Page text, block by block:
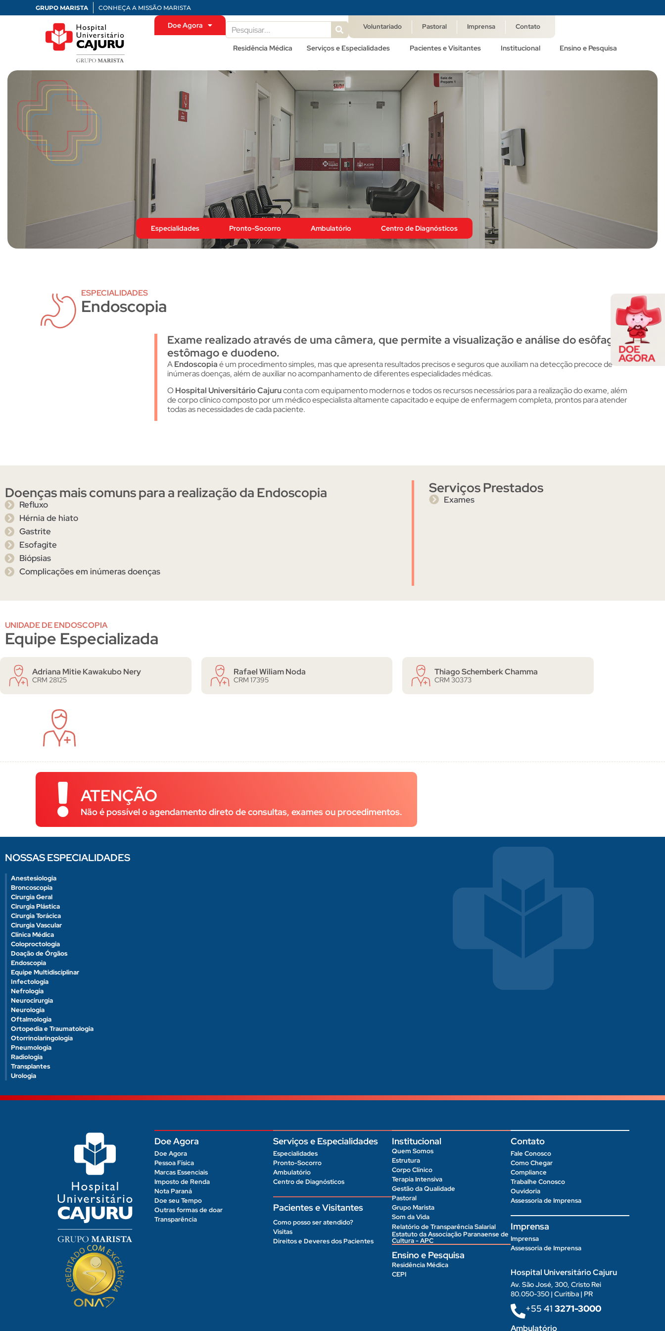
GRUPO MARISTA CONHEÇA A MISSÃO MARISTA
Doe Agora Voluntariado Pastoral Imprensa Contato
Residência Médica Serviços e Especialidades Pacientes e Visitantes Institucional Ensino e Pesquisa
Especialidades Pronto-Socorro Ambulatório Centro de Diagnósticos
ESPECIALIDADES
Endoscopia
Exame realizado através de uma câmera, que permite a visualização e análise do esôfago,
estômago e duodeno.
AEndoscopiaé um procedimento simples, mas que apresenta resultados precisos e seguros que auxiliam na detecção precoce de
inúmeras doenças, além de auxiliar no acompanhamento de diferentes especialidades médicas.
OHospital Universitário Cajuruconta com equipamento modernos e todos os recursos necessários para a realização do exame, além
de corpo clínico composto por um médico especialista altamente capacitado e equipe de enfermagem completa, prontos para atender
todas as necessidades de cada paciente.
Doenças mais comuns para a realização da Endoscopia
Refluxo
Hérnia de hiato
Gastrite
Esofagite
Biópsias
Complicações em inúmeras doenças
Serviços Prestados
Exames
UNIDADE DE ENDOSCOPIA
Equipe Especializada
Adriana Mitie Kawakubo Nery
CRM 28125
Rafael Wiliam Noda
CRM 17395
Thiago Schemberk Chamma
CRM 30373
ATENÇÃO
Não é possível o agendamento direto de consultas, exames ou procedimentos.
NOSSAS ESPECIALIDADES
Anestesiologia
Broncoscopia
Cirurgia Geral
Cirurgia Plástica
Cirurgia Torácica
Cirurgia Vascular
Clínica Médica
Coloproctologia
Doação de Órgãos
Endoscopia
Equipe Multidisciplinar
Infectologia
Nefrologia
Neurocirurgia
Neurologia
Oftalmologia
Ortopedia e Traumatologia
Otorrinolaringologia
Pneumologia
Radiologia
Transplantes
Urologia
Doe Agora
Doe Agora
Pessoa Física
Marcas Essenciais
Imposto de Renda
Nota Paraná
Doe seu Tempo
Outras formas de doar
Transparência
Serviços e Especialidades
Especialidades
Pronto-Socorro
Ambulatório
Centro de Diagnósticos
Pacientes e Visitantes
Como posso ser atendido?
Visitas
Direitos e Deveres dos Pacientes
Institucional
Quem Somos
Estrutura
Corpo Clínico
Terapia Intensiva
Gestão da Qualidade
Pastoral
Grupo Marista
Som da Vida
Relatório de Transparência Salarial
Estatuto da Associação Paranaense de
Cultura - APC
Ensino e Pesquisa
Residência Médica
CEPI
Contato
Fale Conosco
Como Chegar
Compliance
Trabalhe Conosco
Ouvidoria
Assessoria de Imprensa
Imprensa
Imprensa
Assessoria de Imprensa
Hospital Universitário Cajuru
Av. São José, 300, Cristo Rei
80.050-350 | Curitiba | PR
+55 41 3271-3000
Ambulatório